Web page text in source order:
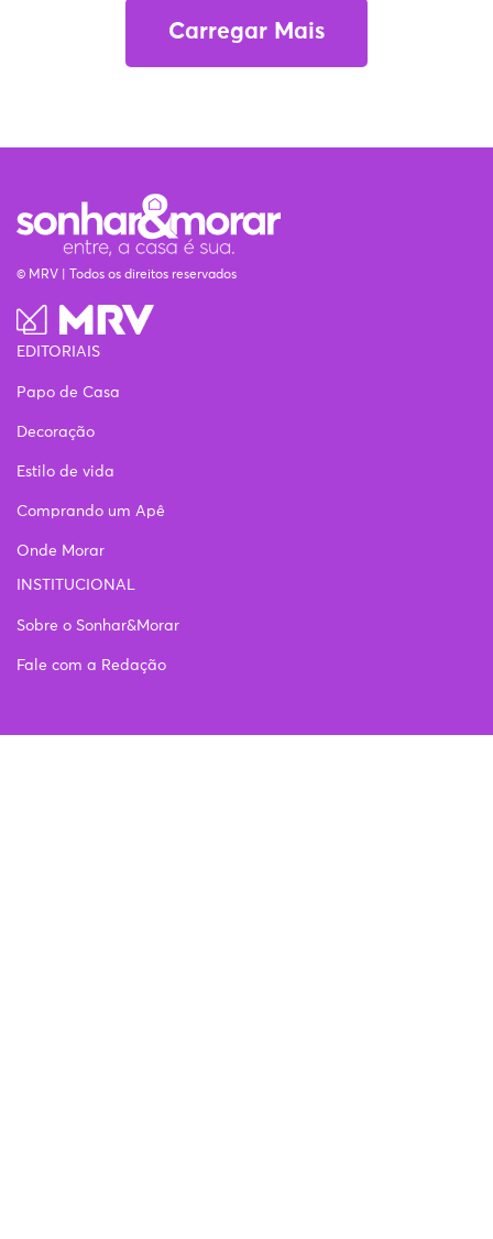
Carregar Mais
© MRV | Todos os direitos reservados
EDITORIAIS
Papo de Casa
Decoração
Estilo de vida
Comprando um Apê
Onde Morar
INSTITUCIONAL
Sobre o Sonhar&Morar
Fale com a Redação